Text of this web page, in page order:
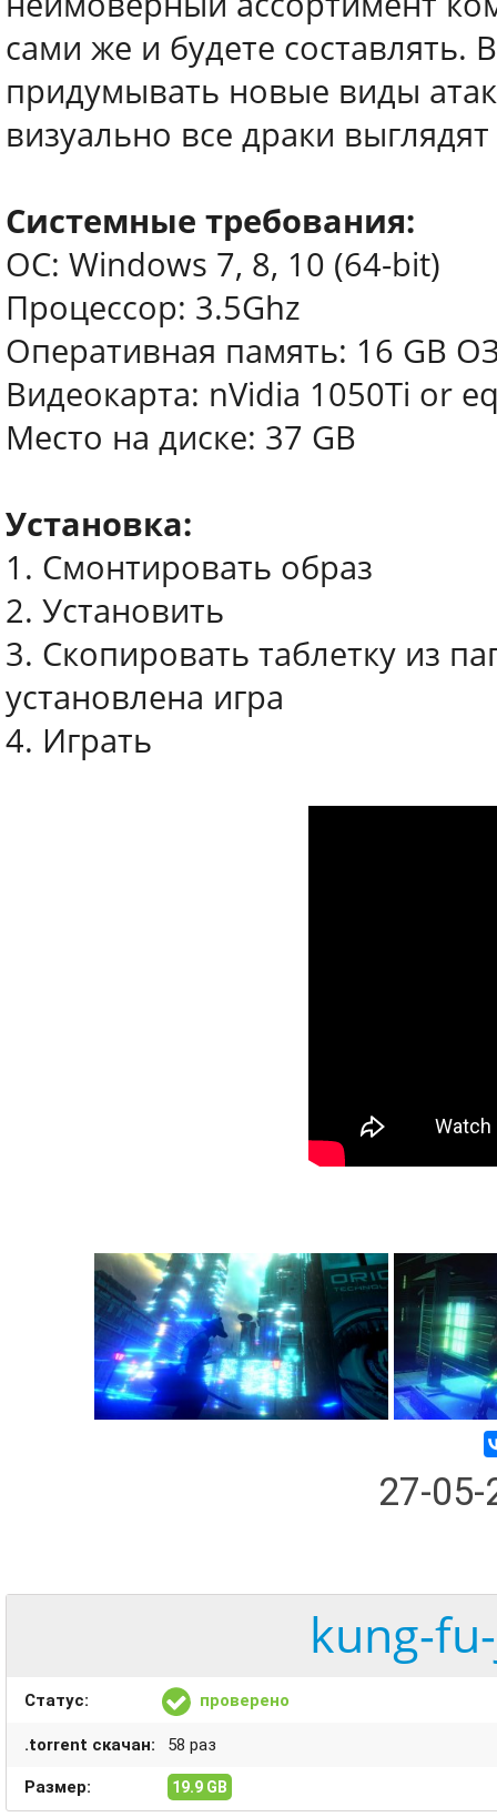
сами же и будете составлять.
придумывать новые виды
визуально все драки
Системные требования:
ОС: Windows 7, 8, 10 (64-bit)
Процессор: 3.5Ghz
Оперативная память: 16 GB
Видеокарта: nVidia 1050Ti or
Место на диске: 37 GB
Установка:
1. Смонтировать образ
2. Установить
3. Скопировать таблетку из
установлена игра
4. Играть
27-
kung-
Статус: проверено
.torrent скачан: 58 раз
Размер: 19.9 GB